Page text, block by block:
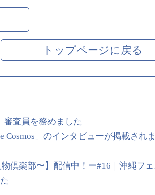
トップページに戻る
審査員を務めました
Cosmos」のインタビューが掲載されま
倶楽部〜】配信中！ー#16｜沖縄フ